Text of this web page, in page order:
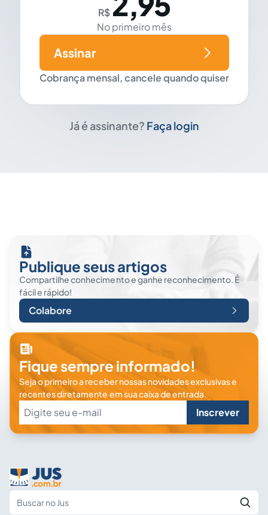
R$
No primeiro mês
Cobrança mensal, cancele quando quiser
Assinar
Já é assinante? Faça login
Publique seus artigos
Compartilhe conhecimento e ganhe reconhecimento. É
fácil e rápido!
Colabore
Fique sempre informado!
Seja o primeiro a receber nossas novidades exclusivas e
recentes diretamente em sua caixa de entrada.
Inscrever